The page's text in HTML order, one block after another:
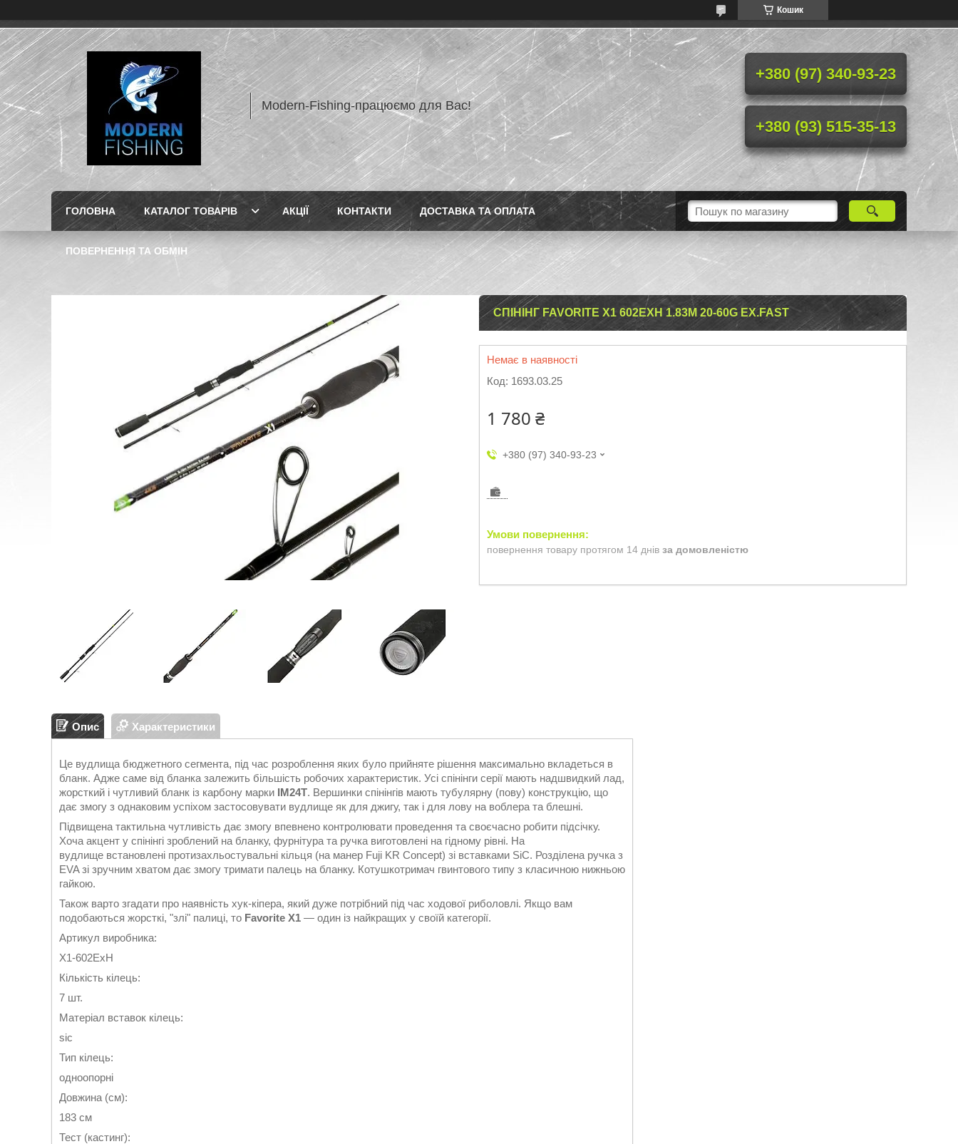
Кошик
Modern-Fishing-працюємо для Вас!
+380 (97) 340-93-23
+380 (93) 515-35-13
ГОЛОВНА КАТАЛОГ ТОВАРІВ АКЦІЇ КОНТАКТИ ДОСТАВКА ТА ОПЛАТА
ПОВЕРНЕННЯ ТА ОБМІН
СПІНІНГ FAVORITE X1 602EXH 1.83M 20-60G EX.FAST
Немає в наявності
Код: 1693.03.25
1 780 ₴
+380 (97) 340-93-23
повернення товару протягом 14 днів за домовленістю
Опис Характеристики
Це вудлища бюджетного сегмента, під час розроблення яких було прийняте рішення максимально вкладеться в
бланк. Адже саме від бланка залежить більшість робочих характеристик. Усі спінінги серії мають надшвидкий лад,
жорсткий і чутливий бланк із карбону марки IM24T. Вершинки спінінгів мають тубулярну (пову) конструкцію, що
дає змогу з однаковим успіхом застосовувати вудлище як для джигу, так і для лову на воблера та блешні.
Підвищена тактильна чутливість дає змогу впевнено контролювати проведення та своєчасно робити підсічку.
Хоча акцент у спінінгі зроблений на бланку, фурнітура та ручка виготовлені на гідному рівні. На
вудлище встановлені протизахльостувальні кільця (на манер Fuji KR Concept) зі вставками SiC. Розділена ручка з
EVA зі зручним хватом дає змогу тримати палець на бланку. Котушкотримач гвинтового типу з класичною нижньою
гайкою.
Також варто згадати про наявність хук-кіпера, який дуже потрібний під час ходової риболовлі. Якщо вам
подобаються жорсткі, "злі" палиці, то Favorite X1 — один із найкращих у своїй категорії.
Артикул виробника:
X1-602ExH
Кількість кілець:
7 шт.
Матеріал вставок кілець:
sic
Тип кілець:
одноопорні
Довжина (см):
183 см
Тест (кастинг):